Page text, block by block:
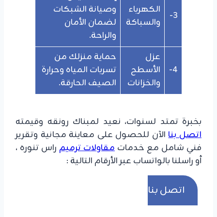
3-
​الكهرباء
والسباكة
وصيانة الشبكات
لضمان الأمان
والراحة.
4-
عزل
الأسطح
والخزانات
حماية منزلك من
تسربات المياه وحرارة
الصيف الحارقة.
بخبرة تمتد لسنوات، نعيد لمبناك رونقه وقيمته
اتصل بناالآن للحصول على معاينة مجانية وتقرير
فني شامل مع خدمات مقاولات ترميم راس تنوره ،
أو راسلنا بالواتساب عبر الأرقام التالية :
اتصل بنا